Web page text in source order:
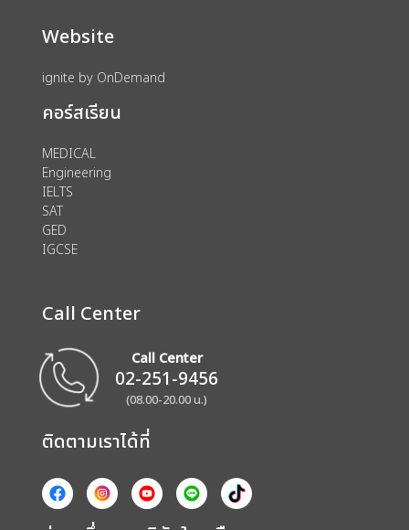
Website
ignite by OnDemand
คอร์สเรียน
MEDICAL
Engineering
IELTS
SAT
GED
IGCSE
Call Center
Call Center
02-251-9456
(08.00-20.00 น.)
ติดตามเราได้ที่